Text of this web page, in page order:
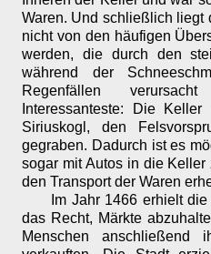
Waren. Und schließlich liegt
nicht von den häufigen
werden, die durch den
während der
Regenfällen
Interessanteste: Die
Siriuskogl, den
gegraben. Dadurch ist es
sogar mit Autos in die
den Transport der Waren
Im Jahr 1466 erhielt
das Recht, Märkte
Menschen